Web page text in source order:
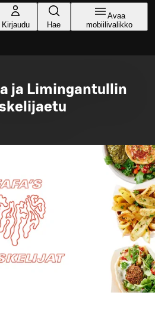
Kirjaudu Hae
Avaa
mobiilivalikko
ja Limingantullin